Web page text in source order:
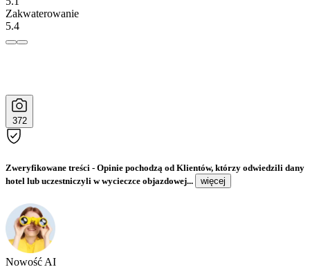
Zakwaterowanie
5.4
372
Zweryfikowane treści - Opinie pochodzą od Klientów, którzy odwiedzili dany
hotel lub uczestniczyli w wycieczce objazdowej...
więcej
Nowość AI